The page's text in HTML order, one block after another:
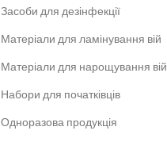
Засоби для дезінфекції
Матеріали для ламінування вій
Матеріали для нарощування вій
Набори для початківців
Одноразова продукція